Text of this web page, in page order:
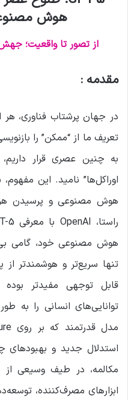
هوش
از تصور تا واقعیت؛
مقدمه :
در جهان پرشتاب فناوری،
تعریف ما از “ممکن” را
به چنین عصری قرار
اوراکل‌ها” نامید. این
هوش مصنوعی و پرسیدن
تنها سریع‌تر و هوشمندتر
قابل توجهی مفیدتر
توانایی‌های انسانی را به
استدلال جدید و بهبودهای
مکالمه، در طیف وسیعی از
ابزارهای مصرف‌کننده،